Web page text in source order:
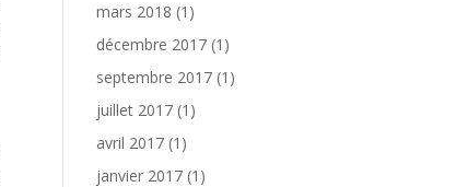
mars 2018 (1)
décembre 2017 (1)
septembre 2017 (1)
juillet 2017 (1)
avril 2017 (1)
janvier 2017 (1)